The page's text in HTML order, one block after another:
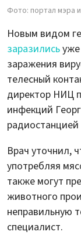
Фото: портал мэра
Новым видом
заразились
заражения
телесный
директор НИЦ
инфекций
радиостанцией
Врач уточнил,
употребляя
также могут
животного
неправильную
специалист.